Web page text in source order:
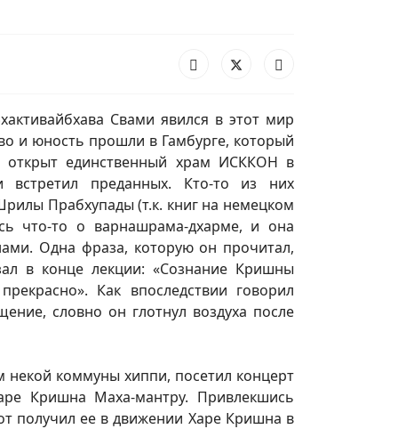
Свами явился в этот мир
и юность прошли в Гамбурге, который
открыт единственный храм ИСККОН в
преданных. Кто-то из них
Прабхупады (т.к. книг на немецком
что-то о варнашрама-дхарме, и она
Одна фраза, которую он прочитал,
в конце лекции: «Сознание Кришны
Как впоследствии говорил
словно он глотнул воздуха после
некой коммуны хиппи, посетил концерт
Кришна Маха-мантру. Привлекшись
получил ее в движении Харе Кришна в